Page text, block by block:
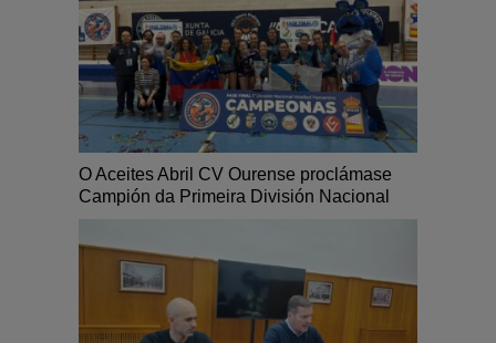
O Aceites Abril CV Ourense proclámase
Campión da Primeira División Nacional